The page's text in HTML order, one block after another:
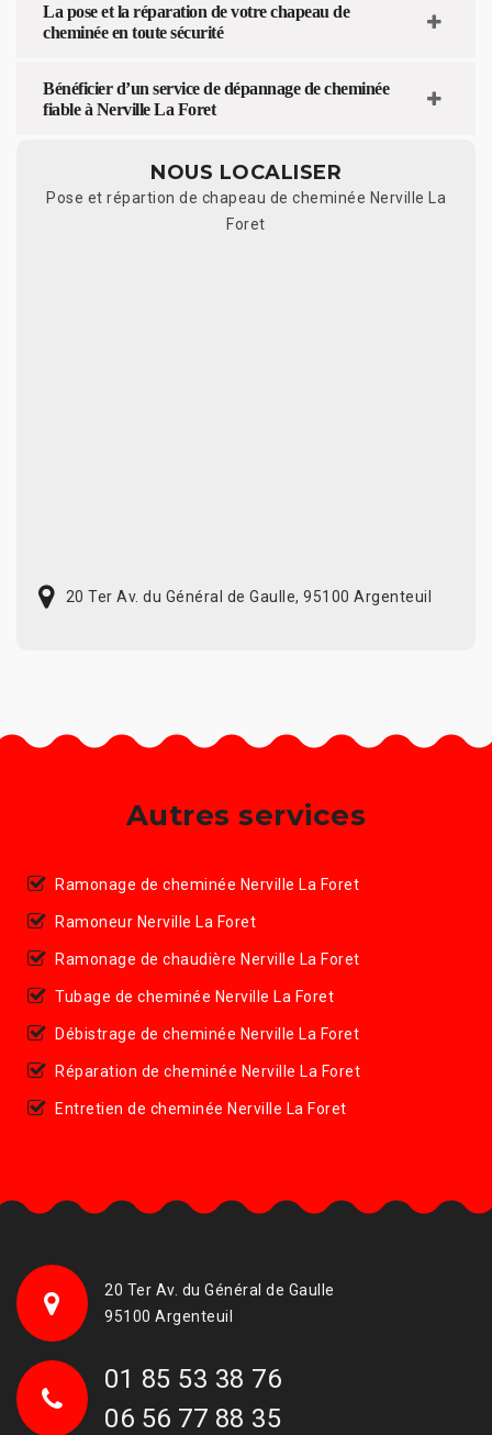
La pose et la réparation de votre chapeau de
cheminée en toute sécurité
Bénéficier d’un service de dépannage de cheminée
fiable à Nerville La Foret
NOUS LOCALISER
Pose et répartion de chapeau de cheminée Nerville La
Foret
20 Ter Av. du Général de Gaulle, 95100 Argenteuil
Autres services
Ramonage de cheminée Nerville La Foret
Ramoneur Nerville La Foret
Ramonage de chaudière Nerville La Foret
Tubage de cheminée Nerville La Foret
Débistrage de cheminée Nerville La Foret
Réparation de cheminée Nerville La Foret
Entretien de cheminée Nerville La Foret
20 Ter Av. du Général de Gaulle
95100 Argenteuil
01 85 53 38 76
06 56 77 88 35